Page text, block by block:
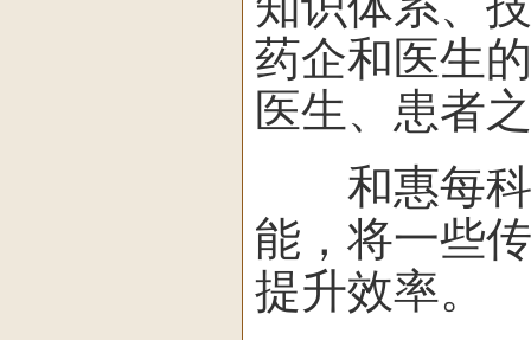
药企和医生
医生、患者
和惠每科
能，将一些
提升效率。